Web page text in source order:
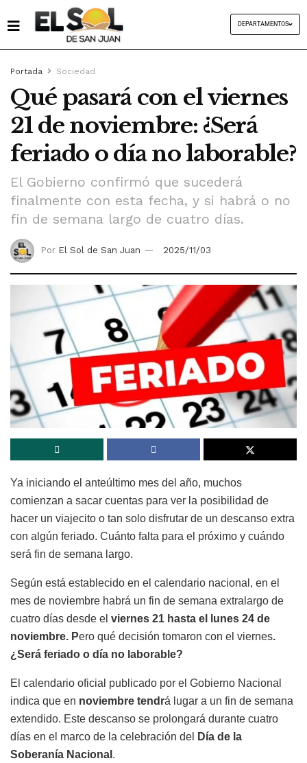
DEPARTAMENTOS
Portada Sociedad
Qué pasará con el viernes
21 de noviembre: ¿Será
feriado o día no laborable?
El Gobierno confirmó que sucederá
finalmente con esta fecha, y si habrá o no
fin de semana largo de cuatro días.
Por El Sol de San Juan 2025/11/03
Ya iniciando el anteúltimo mes del año, muchos
comienzan a sacar cuentas para ver la posibilidad de
hacer un viajecito o tan solo disfrutar de un descanso extra
con algún feriado. Cuánto falta para el próximo y cuándo
será fin de semana largo.
Según está establecido en el calendario nacional, en el
mes de noviembre habrá un fin de semana extralargo de
cuatro días desde el viernes 21 hasta el lunes 24 de
noviembre. Pero qué decisión tomaron con el viernes.
¿Será feriado o día no laborable?
El calendario oficial publicado por el Gobierno Nacional
indica que en noviembre tendrá lugar a un fin de semana
extendido. Este descanso se prolongará durante cuatro
días en el marco de la celebración del
Día de la
Soberanía Nacional .